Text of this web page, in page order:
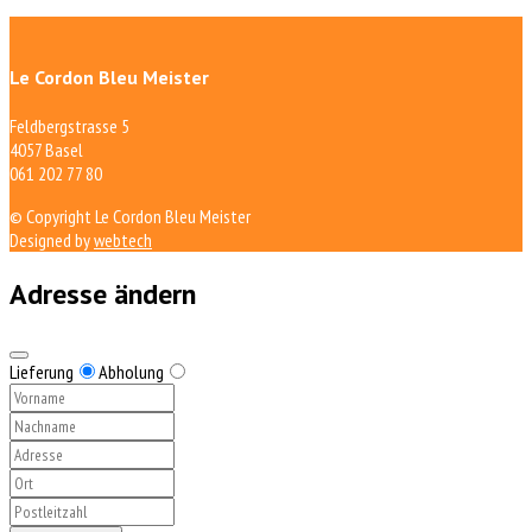
Le Cordon Bleu Meister
Feldbergstrasse 5
4057 Basel
061 202 77 80
© Copyright Le Cordon Bleu Meister
Designed bywebtech
Adresse ändern
Lieferung Abholung